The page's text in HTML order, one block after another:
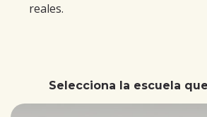
reales.
Selecciona la escuela